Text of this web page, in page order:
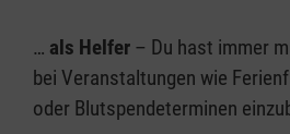
… als Helfer – Du hast immer
bei Veranstaltungen wie
oder Blutspendeterminen